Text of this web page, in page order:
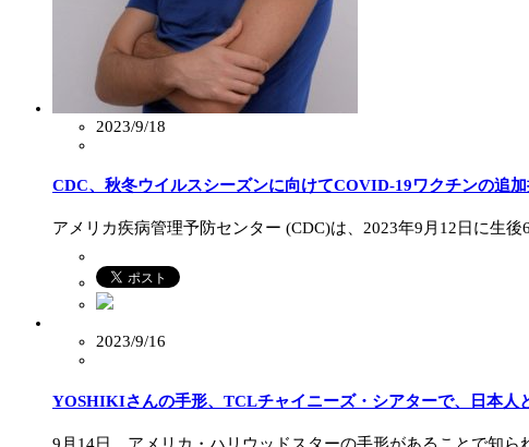
2023/9/18
CDC、秋冬ウイルスシーズンに向けてCOVID-19ワクチンの追
アメリカ疾病管理予防センター (CDC)は、2023年9月12日に生
2023/9/16
YOSHIKIさんの手形、TCLチャイニーズ・シアターで、日本人